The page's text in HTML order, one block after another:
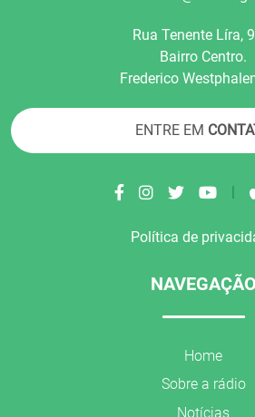
Rua Tenente Líra,
Bairro Centro.
Frederico
ENTRE EM
|
Política de
NAVEGAÇÃO
Home
Sobre a rádio
Notícias